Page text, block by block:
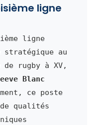
ligne
ligne
au
rugby à XV,
Blanc
ce poste
de qualités